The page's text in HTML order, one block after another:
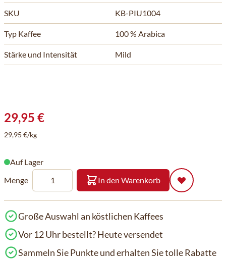
SKU KB-PIU1004
Typ Kaffee 100 % Arabica
Stärke und Intensität Mild
29,95 €
29,95 €/kg
Auf Lager
Menge
In den Warenkorb
Große Auswahl an köstlichen Kaffees
Vor 12 Uhr bestellt? Heute versendet
Sammeln Sie Punkte und erhalten Sie tolle Rabatte